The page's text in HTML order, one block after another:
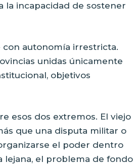
la incapacidad de sostener
autonomía irrestricta.
unidas únicamente
objetivos
esos dos extremos. El viejo
que una disputa militar o
el poder dentro
lejana, el problema de fondo